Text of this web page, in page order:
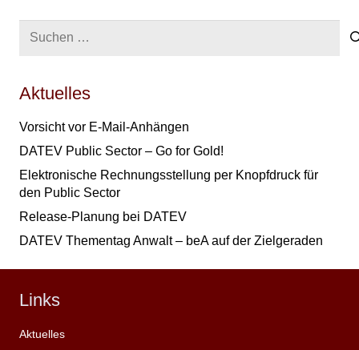
Suchen
Aktuelles
Vorsicht vor E-Mail-Anhängen
DATEV Public Sector – Go for Gold!
Elektronische Rechnungsstellung per Knopfdruck für
den Public Sector
Release-Planung bei DATEV
DATEV Thementag Anwalt – beA auf der Zielgeraden
Links
Aktuelles